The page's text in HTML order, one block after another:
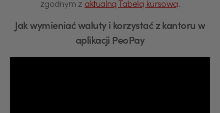
zgodnym z aktualną Tabelą kursową.
Jak wymieniać waluty i korzystać z kantoru w
aplikacji PeoPay